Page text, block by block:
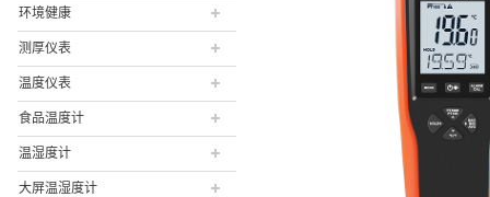
环境健康
测厚仪表
温度仪表
食品温度计
温湿度计
大屏温湿度计